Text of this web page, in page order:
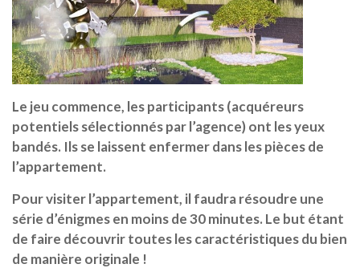
Le jeu commence, les participants (acquéreurs
potentiels sélectionnés par l’agence) ont les yeux
bandés. Ils se laissent enfermer dans les pièces de
l’appartement.
Pour visiter l’appartement, il faudra résoudre une
série d’énigmes en moins de 30 minutes. Le but étant
de faire découvrir toutes les caractéristiques du bien
de manière originale !